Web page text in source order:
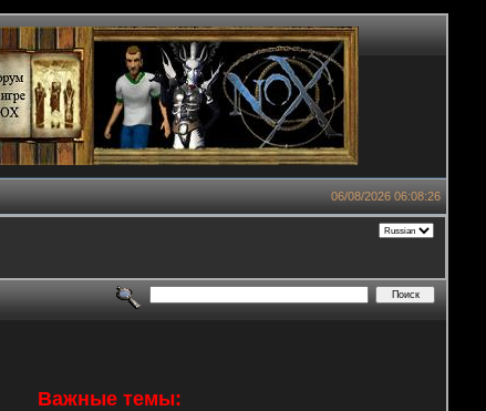
06/08/2026 06:08:26
Важные темы: